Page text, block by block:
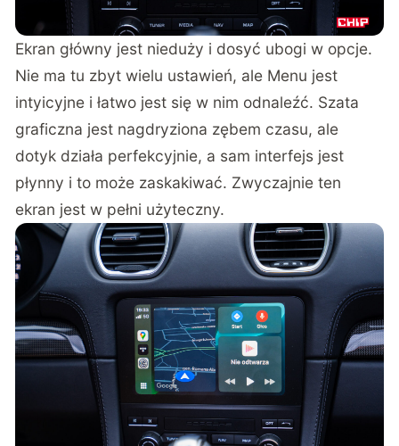
Ekran główny jest nieduży i dosyć ubogi w opcje.
Nie ma tu zbyt wielu ustawień, ale Menu jest
intyicyjne i łatwo jest się w nim odnaleźć. Szata
graficzna jest nagdryziona zębem czasu, ale
dotyk działa perfekcyjnie, a sam interfejs jest
płynny i to może zaskakiwać. Zwyczajnie ten
ekran jest w pełni użyteczny.